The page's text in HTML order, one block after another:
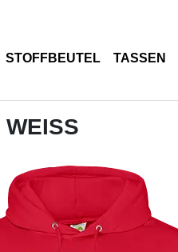
STOFFBEUTEL TASSEN